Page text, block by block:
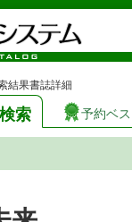
結果書誌詳細
索 予約ベ